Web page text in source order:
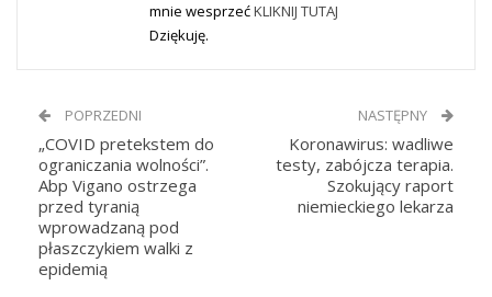
mnie wesprzećKLIKNIJ TUTAJ
Dziękuję.
POPRZEDNI
„COVID pretekstem do
ograniczania wolności”.
Abp Vigano ostrzega
przed tyranią
wprowadzaną pod
płaszczykiem walki z
epidemią
NASTĘPNY
Koronawirus: wadliwe
testy, zabójcza terapia.
Szokujący raport
niemieckiego lekarza